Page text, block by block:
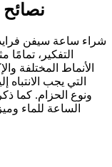
شراء ساعة سيفن
التفكير،
الأنماط المختلفة
التي يجب الانتباه
ونوع الحزام. كما
الساعة للماء